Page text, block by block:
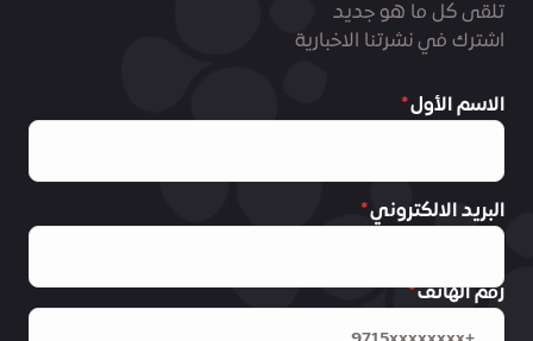
تلقى كل ما هو جديد
اشترك في نشرتنا الاخبارية
الاسم الأول
البريد الالكتروني
رقم الهاتف